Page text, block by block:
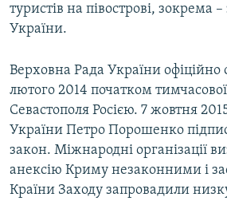
туристів на півострові, зокрема
України.
Верховна Рада України офіційно
лютого 2014 початком
Севастополя Росією. 7 жовтня
України Петро Порошенко
закон. Міжнародні організації
анексію Криму незаконними і
Країни Заходу запровадили